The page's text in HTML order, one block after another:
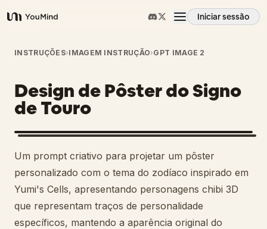
YouMind
Iniciar sessão
Visão geral
Casos de uso
Habilidades
Prompts
Preços
INSTRUÇÕES›IMAGEM INSTRUÇÃO›GPT IMAGE 2
Design de Pôster do Signo
de Touro
Um prompt criativo para projetar um pôster
personalizado com o tema do zodíaco inspirado em
Yumi's Cells, apresentando personagens chibi 3D
que representam traços de personalidade
específicos, mantendo a aparência original do